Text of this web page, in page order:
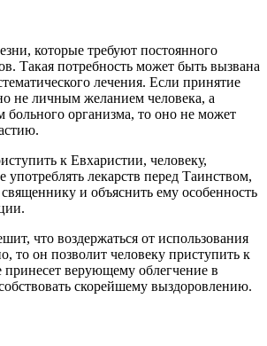
которые требуют постоянного
Такая потребность может быть вызвана
лечения. Если принятие
не личным желанием человека, а
больного организма, то оно не может
к Евхаристии, человеку,
лекарств перед Таинством,
и объяснить ему особенность
что воздержаться от использования
то он позволит человеку приступить к
верующему облегчение в
скорейшему выздоровлению.